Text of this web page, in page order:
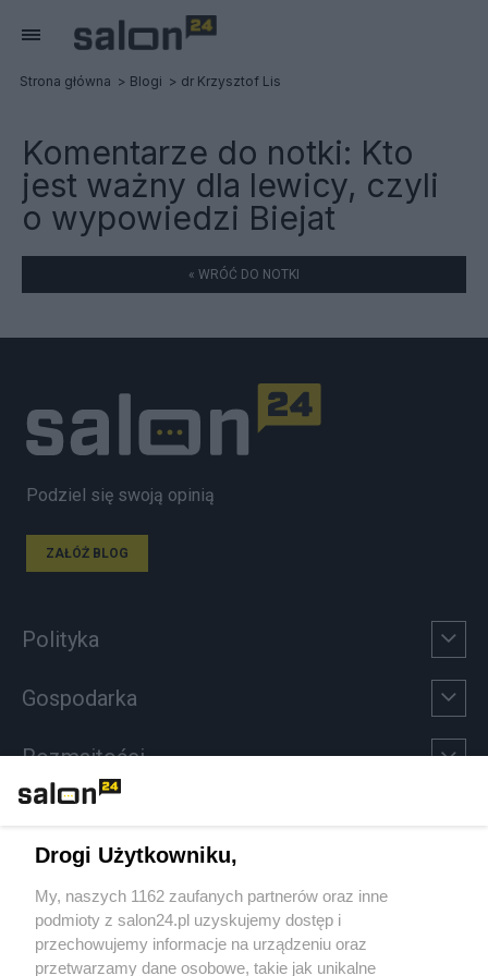
Strona główna Blogi dr Krzysztof Lis
Komentarze do notki: Kto
jest ważny dla lewicy, czyli
o wypowiedzi Biejat
« WRÓĆ DO NOTKI
Podziel się swoją opinią
ZAŁÓŻ BLOG
Polityka
Gospodarka
Rozmaitości
Sport
Społeczeństwo
Drogi Użytkowniku,
My, naszych 1162 zaufanych partnerów oraz inne
podmioty z salon24.pl uzyskujemy dostęp i
przechowujemy informacje na urządzeniu oraz
przetwarzamy dane osobowe, takie jak unikalne